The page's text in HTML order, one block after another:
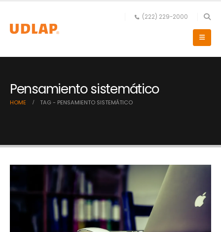
(222) 229-2000
Pensamiento sistemático
HOME TAG - PENSAMIENTO SISTEMÁTICO